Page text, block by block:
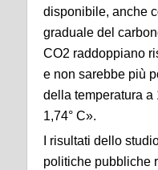
disponibile, anche
graduale del
CO2 raddoppiano
e non sarebbe più
della temperatura a
1,74° C».
I risultati dello
politiche pubbliche